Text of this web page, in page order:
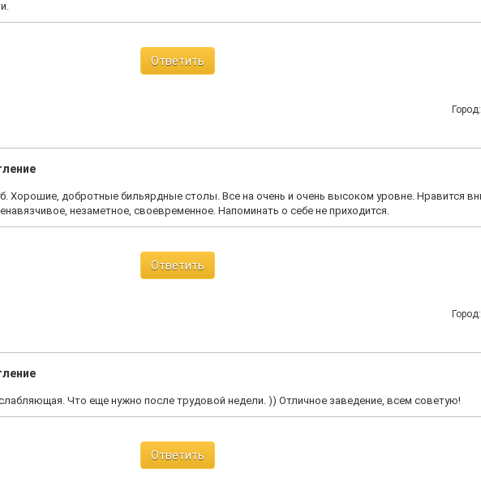
Ответить
Хорошие, добротные бильярдные столы. Все на очень и очень высоком уровне. Нравится
незаметное, своевременное. Напоминать о себе не приходится.
Ответить
Что еще нужно после трудовой недели. )) Отличное заведение, всем советую!
Ответить